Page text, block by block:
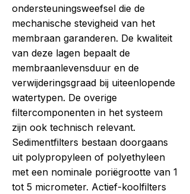
ondersteuningsweefsel die de
mechanische stevigheid van het
membraan garanderen. De kwaliteit
van deze lagen bepaalt de
membraanlevensduur en de
verwijderingsgraad bij uiteenlopende
watertypen. De overige
filtercomponenten in het systeem
zijn ook technisch relevant.
Sedimentfilters bestaan doorgaans
uit polypropyleen of polyethyleen
met een nominale poriëgrootte van 1
tot 5 micrometer. Actief-koolfilters